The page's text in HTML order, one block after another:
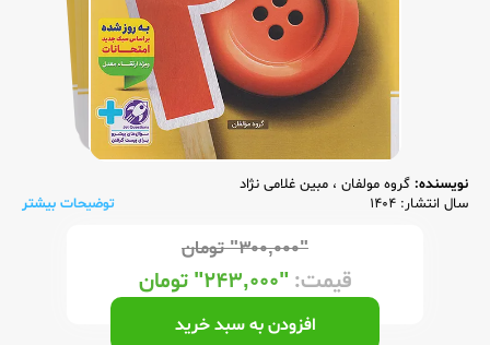
نویسنده: گروه مولفان ، مبین غلامی نژاد
سال انتشار: 1404
توضیحات بیشتر
"۳۰۰,۰۰۰" تومان
قیمت:"۲۴۳,۰۰۰" تومان
افزودن به سبد خرید